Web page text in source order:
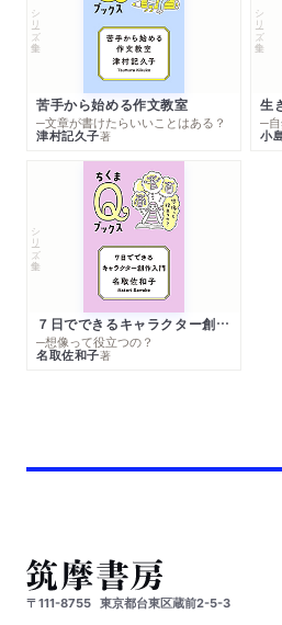
シリーズ・全集
苦手から始める作文教室
─文章が書けたらいいことはある？
津村記久子著
シリーズ・全集
生
小
シリーズ・全集
７日でできるキャラクター創作入門
─想像って役立つの？
名取佐和子著
〒111-8755 東京都台東区蔵前2-5-3